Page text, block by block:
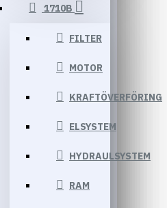
1710B
FILTER
MOTOR
KRAFTÖVERFÖRING
ELSYSTEM
HYDRAULSYSTEM
RAM